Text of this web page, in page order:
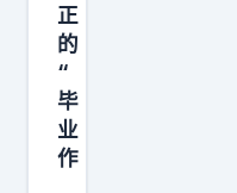
正
的
“
毕
业
作